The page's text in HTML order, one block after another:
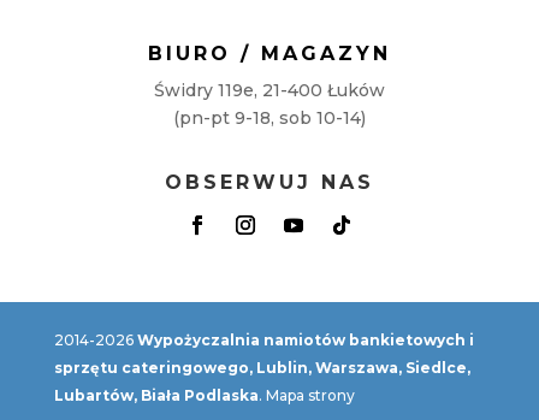
BIURO / MAGAZYN
Świdry 119e, 21-400 Łuków
(pn-pt 9-18, sob 10-14)
OBSERWUJ NAS
2014-2026 Wypożyczalnia namiotów bankietowych i
sprzętu cateringowego, Lublin, Warszawa, Siedlce,
Lubartów, Biała Podlaska. Mapa strony